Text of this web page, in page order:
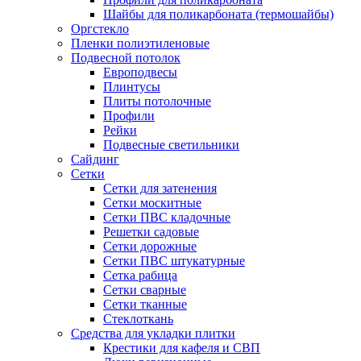
Шайбы для поликарбоната (термошайбы)
Оргстекло
Пленки полиэтиленовые
Подвесной потолок
Европодвесы
Плинтусы
Плиты потолочные
Профили
Рейки
Подвесные светильники
Сайдинг
Сетки
Сетки для затенения
Сетки москитные
Сетки ПВС кладочные
Решетки садовые
Сетки дорожные
Сетки ПВС штукатурные
Сетка рабица
Сетки сварные
Сетки тканные
Стеклоткань
Средства для укладки плитки
Крестики для кафеля и СВП